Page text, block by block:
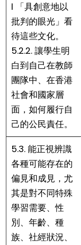
l 「具創意地以
批判的眼光」看
待這些文化。
5.2.2. 讓學生明
白到自己在教師
團隊中、在香港
社會和國家層
面，如何履行自
己的公民責任。
5.3. 能正視辨識
各種可能存在的
偏見和成見，尤
其是對不同特殊
學習需要、性
別、年齡、種
族、社經狀況、